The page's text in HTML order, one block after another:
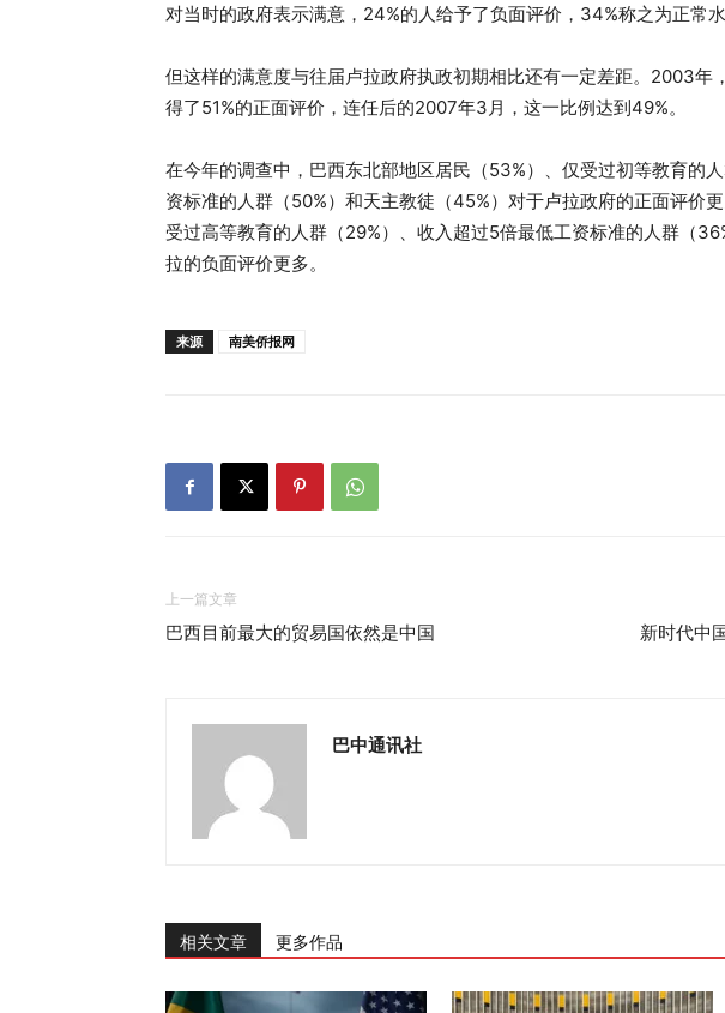
对当时的政府表示满意，24%的人给予了负面评价，34%称之为正常水
但这样的满意度与往届卢拉政府执政初期相比还有一定差距。2003年
得了51%的正面评价，连任后的2007年3月，这一比例达到49%。
在今年的调查中，巴西东北部地区居民（53%）、仅受过初等教育的
资标准的人群（50%）和天主教徒（45%）对于卢拉政府的正面评价
受过高等教育的人群（29%）、收入超过5倍最低工资标准的人群（
拉的负面评价更多。
来源 南美侨报网
上一篇文章
巴西目前最大的贸易国依然是中国 新时代中
巴中通讯社
相关文章 更多作品